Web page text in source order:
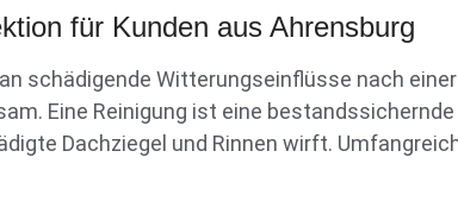
für Kunden aus Ahrensburg
schädigende Witterungseinflüsse nach
Eine Reinigung ist eine
Dachziegel und Rinnen wirft.